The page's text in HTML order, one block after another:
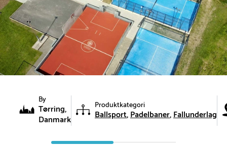
By
Tørring,
Danmark
Produktkategori
Ballsport Padelbaner Fallunderlag